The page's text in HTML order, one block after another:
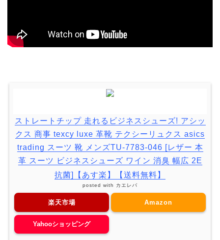
ストレートチップ 走れるビジネスシューズ! アシッ
クス 商事 texcy luxe 革靴 テクシーリュクス asics
trading スーツ 靴 メンズTU-7783-046 [レザー 本
革 スーツ ビジネスシューズ ワイン 消臭 幅広 2E
抗菌]【あす楽】【送料無料】
posted with カエレバ
楽天市場 Amazon
Yahooショッピング